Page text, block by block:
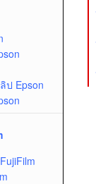
ป Epson